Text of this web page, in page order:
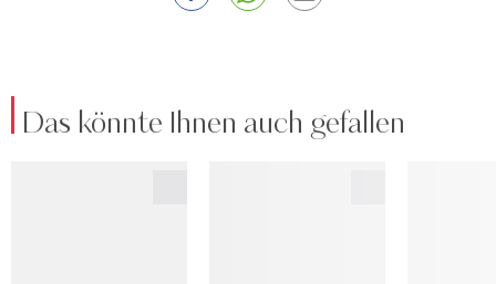
Das könnte Ihnen auch gefallen